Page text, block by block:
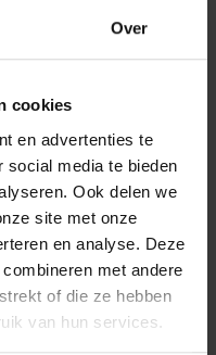
Over
cookies
en advertenties te
social media te bieden
Ook delen we
site met onze
en analyse. Deze
met andere
of die ze hebben
van hun services.